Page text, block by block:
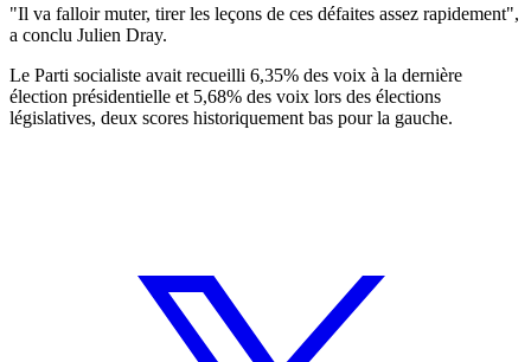
"Il va falloir muter, tirer les leçons de ces défaites assez rapidement",
a conclu Julien Dray.
Le Parti socialiste avait recueilli 6,35% des voix à la dernière
élection présidentielle et 5,68% des voix lors des élections
législatives, deux scores historiquement bas pour la gauche.